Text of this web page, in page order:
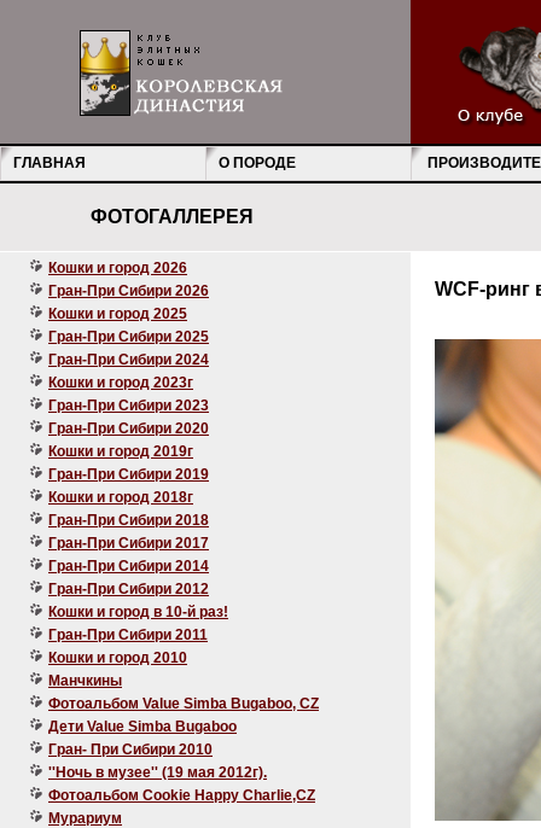
ГЛАВНАЯ О ПОРОДЕ
ФОТОГАЛЛЕРЕЯ
Кошки и город 2026
Гран-При Сибири 2026
Кошки и город 2025
Гран-При Сибири 2025
Гран-При Сибири 2024
Кошки и город 2023г
Гран-При Сибири 2023
Гран-При Сибири 2020
Кошки и город 2019г
Гран-При Сибири 2019
Кошки и город 2018г
Гран-При Сибири 2018
Гран-При Сибири 2017
Гран-При Сибири 2014
Гран-При Сибири 2012
Кошки и город в 10-й раз!
Гран-При Сибири 2011
Кошки и город 2010
Манчкины
Фотоальбом Value Simba Bugaboo, CZ
Дети Value Simba Bugaboo
Гран- При Сибири 2010
''Ночь в музее'' (19 мая 2012г).
Фотоальбом Cookie Happy Charlie,CZ
Мурариум
WCF-ринг